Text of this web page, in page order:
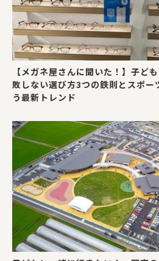
【メガネ屋さんに聞いた！】子ど
敗しない選び方3つの鉄則とスポ
う最新トレンド